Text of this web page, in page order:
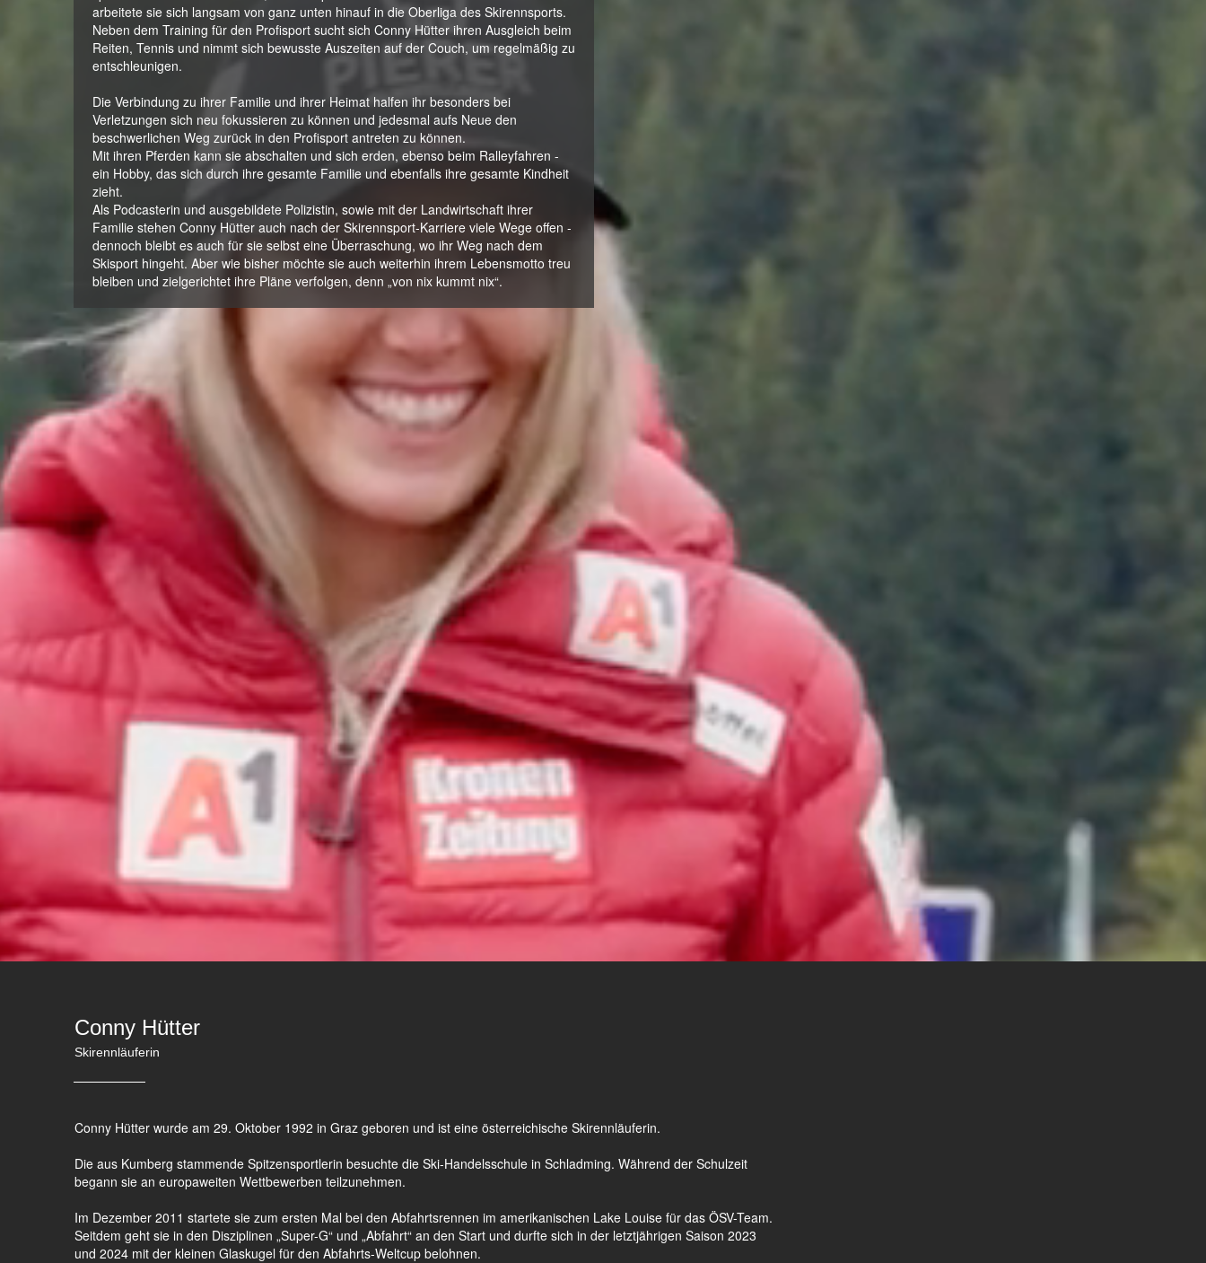
arbeitete sie sich langsam von ganz unten hinauf in die Oberliga des Skirennsports.
Neben dem Training für den Profisport sucht sich Conny Hütter ihren Ausgleich beim
Reiten, Tennis und nimmt sich bewusste Auszeiten auf der Couch, um regelmäßig zu
entschleunigen.
Die Verbindung zu ihrer Familie und ihrer Heimat halfen ihr besonders bei
Verletzungen sich neu fokussieren zu können und jedesmal aufs Neue den
beschwerlichen Weg zurück in den Profisport antreten zu können.
Mit ihren Pferden kann sie abschalten und sich erden, ebenso beim Ralleyfahren -
ein Hobby, das sich durch ihre gesamte Familie und ebenfalls ihre gesamte Kindheit
zieht.
Als Podcasterin und ausgebildete Polizistin, sowie mit der Landwirtschaft ihrer
Familie stehen Conny Hütter auch nach der Skirennsport-Karriere viele Wege offen -
dennoch bleibt es auch für sie selbst eine Überraschung, wo ihr Weg nach dem
Skisport hingeht. Aber wie bisher möchte sie auch weiterhin ihrem Lebensmotto treu
bleiben und zielgerichtet ihre Pläne verfolgen, denn „von nix kummt nix“.
Conny Hütter
Skirennläuferin
Conny Hütter wurde am 29. Oktober 1992 in Graz geboren und ist eine österreichische Skirennläuferin.
Die aus Kumberg stammende Spitzensportlerin besuchte die Ski-Handelsschule in Schladming. Während der Schulzeit
begann sie an europaweiten Wettbewerben teilzunehmen.
Im Dezember 2011 startete sie zum ersten Mal bei den Abfahrtsrennen im amerikanischen Lake Louise für das ÖSV-Team.
Seitdem geht sie in den Disziplinen „Super-G“ und „Abfahrt“ an den Start und durfte sich in der letztjährigen Saison 2023
und 2024 mit der kleinen Glaskugel für den Abfahrts-Weltcup belohnen.